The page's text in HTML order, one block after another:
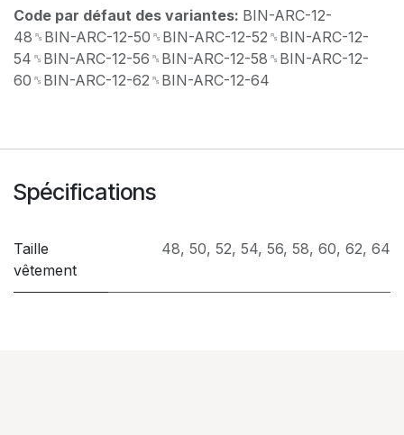
Code par défaut des variantes: BIN-ARC-12-
48␞BIN-ARC-12-50␞BIN-ARC-12-52␞BIN-ARC-12-
54␞BIN-ARC-12-56␞BIN-ARC-12-58␞BIN-ARC-12-
60␞BIN-ARC-12-62␞BIN-ARC-12-64
Spécifications
Taille
vêtement
48, 50, 52, 54, 56, 58, 60, 62, 64